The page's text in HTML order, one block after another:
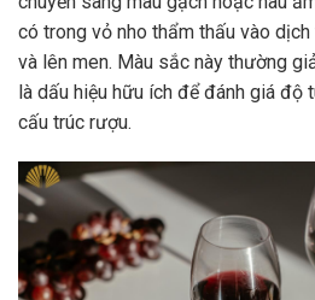
có trong vỏ nho thẩm thấu vào
và lên men. Màu sắc này thường
là dấu hiệu hữu ích để đánh giá độ
cấu trúc rượu.